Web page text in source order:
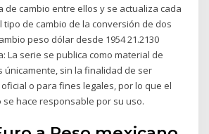
de cambio entre ellos y se actualiza cada
tipo de cambio de la conversión de dos
peso dólar desde 1954 21.2130
La serie se publica como material de
únicamente, sin la finalidad de ser
o para fines legales, por lo que el
se hace responsable por su uso.